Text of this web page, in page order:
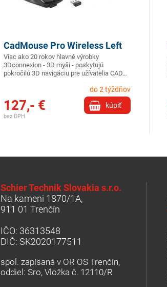
CadMouse Pro Wireless Left
Viac ako 20 rokov hlavné výrobky
3Dconnexion - 3D myši - poskytujú
pokročilú 3D navigáciu pre užívatelia CAD…
do 2 týždňov
kúpiť
127,- €
bez DPH
Schier Technik Slovakia s.r.o.
Na kameni 1870/1A,
911 01 Trenčín
IČO: 36313548
DIČ: SK2020177511
spol. zapísaná v OR OS Trenčín,
oddiel: Sro, Vložka č. 12110/R